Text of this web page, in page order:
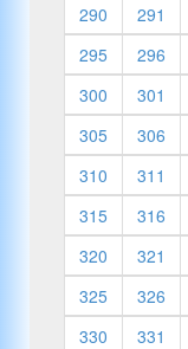
290
291
295
296
300
301
305
306
310
311
315
316
320
321
325
326
330
331